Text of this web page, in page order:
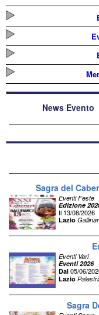
News Evento
Sagra del
Eventi Feste
Edizione
Il 13/08/2026
Lazio
Eventi Vari
Eventi 2026
Dal 05/06/
Lazio
Sagra